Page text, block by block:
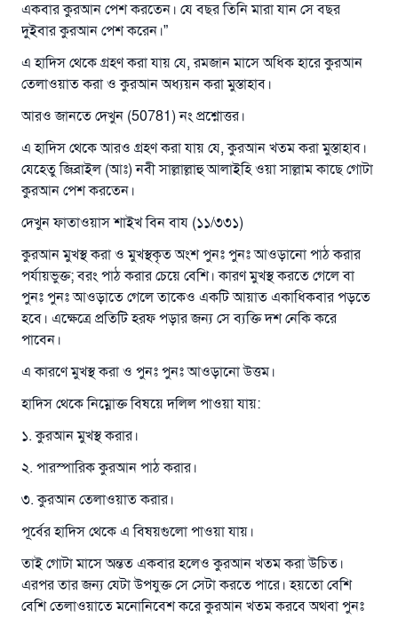
একবার কুরআন পেশ করতেন। যে বছর তিনি মারা যান সে বছর
দুইবার কুরআন পেশ করেন।”
এ হাদিস থেকে গ্রহণ করা যায় যে, রমজান মাসে অধিক হারে কুরআন
তেলাওয়াত করা ও কুরআন অধ্যয়ন করা মুস্তাহাব।
আরও জানতে দেখুন (50781) নং প্রশ্নোত্তর।
এ হাদিস থেকে আরও গ্রহণ করা যায় যে, কুরআন খতম করা মুস্তাহাব।
যেহেতু জিব্রাইল (আঃ) নবী সাল্লাল্লাহু আলাইহি ওয়া সাল্লাম কাছে গোটা
কুরআন পেশ করতেন।
দেখুন ফাতাওয়াস শাইখ বিন বায (১১/৩৩১)
কুরআন মুখস্থ করা ও মুখস্থকৃত অংশ পুনঃ পুনঃ আওড়ানো পাঠ করার
পর্যায়ভুক্ত; বরং পাঠ করার চেয়ে বেশি। কারণ মুখস্থ করতে গেলে বা
পুনঃ পুনঃ আওড়াতে গেলে তাকেও একটি আয়াত একাধিকবার পড়তে
হবে। এক্ষেত্রে প্রতিটি হরফ পড়ার জন্য সে ব্যক্তি দশ নেকি করে
পাবেন।
এ কারণে মুখস্থ করা ও পুনঃ পুনঃ আওড়ানো উত্তম।
হাদিস থেকে নিম্নোক্ত বিষয়ে দলিল পাওয়া যায়:
১. কুরআন মুখস্থ করার।
২. পারস্পারিক কুরআন পাঠ করার।
৩. কুরআন তেলাওয়াত করার।
পূর্বের হাদিস থেকে এ বিষয়গুলো পাওয়া যায়।
তাই গোটা মাসে অন্তত একবার হলেও কুরআন খতম করা উচিত।
এরপর তার জন্য যেটা উপযুক্ত সে সেটা করতে পারে। হয়তো বেশি
বেশি তেলাওয়াতে মনোনিবেশ করে কুরআন খতম করবে অথবা পুনঃ
উত্তর নম্বর ১১০৮৪৫ একটি বিবাহ রক্ষা
করেছিল।
উম্মাহকে উত্তর দিতে আমাদেরকে সহযোগিতা করুন
যে ব্যক্তি সৎ কর্মের পথ দেখাবে সে সৎকর্মকারীর সমান
সওয়াব পাবে
এখনই শরীক হোন